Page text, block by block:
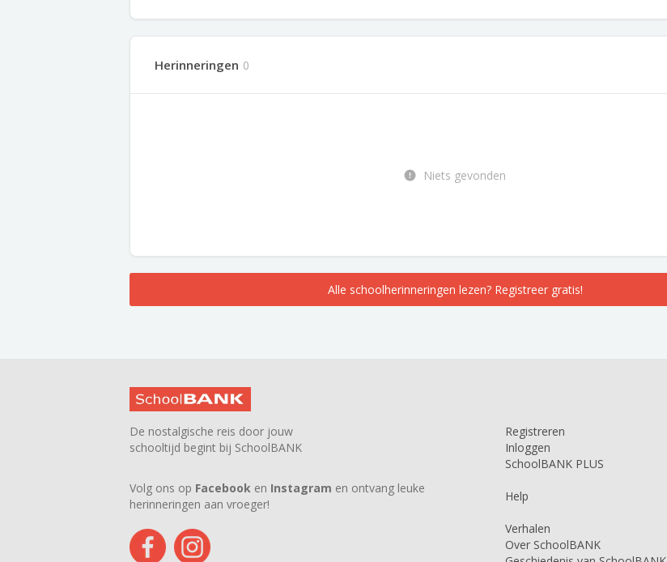
Herinneringen 0
Niets gevonden
Alle schoolherinneringen lezen? Registreer gratis!
De nostalgische reis door jouw
schooltijd begint bij SchoolBANK
Volg ons op Facebook en Instagram en ontvang leuke
herinneringen aan vroeger!
Registreren
Inloggen
SchoolBANK PLUS
Help
Verhalen
Over SchoolBANK